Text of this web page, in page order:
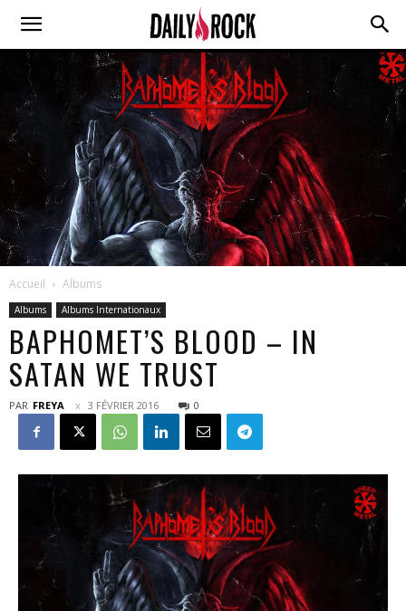
Accueil Albums
Albums Albums Internationaux
BAPHOMET’S BLOOD – IN
SATAN WE TRUST
PAR FREYA 3 FÉVRIER 2016 0